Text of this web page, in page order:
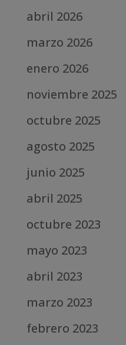
abril 2026
marzo 2026
enero 2026
noviembre 2025
octubre 2025
agosto 2025
junio 2025
abril 2025
octubre 2023
mayo 2023
abril 2023
marzo 2023
febrero 2023